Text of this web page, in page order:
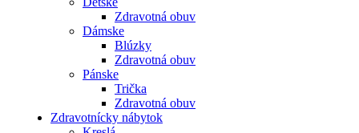
Zdravotná obuv
Dámske
Blúzky
Zdravotná obuv
Pánske
Trička
Zdravotná obuv
Zdravotnícky nábytok